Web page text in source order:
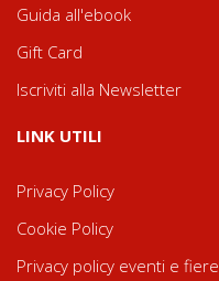
Guida all'ebook
Gift Card
Iscriviti alla Newsletter
LINK UTILI
Privacy Policy
Cookie Policy
Privacy policy eventi e fiere